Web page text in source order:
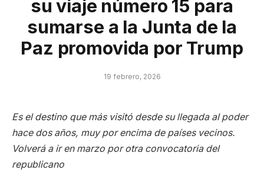
su viaje número 15 para
sumarse a la Junta de la
Paz promovida por Trump
19 febrero, 2026
Es el destino que más visitó desde su llegada al poder
hace dos años, muy por encima de países vecinos.
Volverá a ir en marzo por otra convocatoria del
republicano